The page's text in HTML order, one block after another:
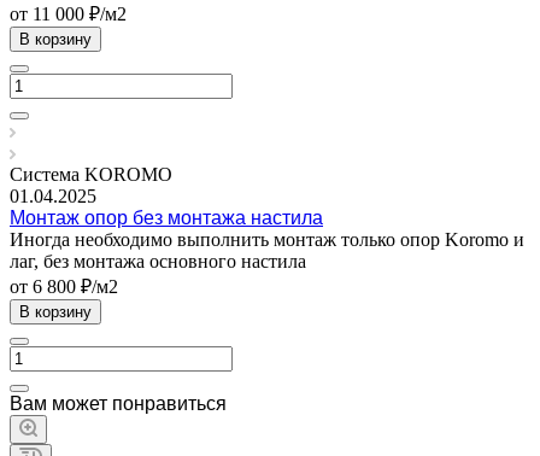
от 11 000 ₽/м2
В корзину
Система KOROMO
01.04.2025
Монтаж опор без монтажа настила
Иногда необходимо выполнить монтаж только опор Koromo и
лаг, без монтажа основного настила
от 6 800 ₽/м2
В корзину
Вам может понравиться